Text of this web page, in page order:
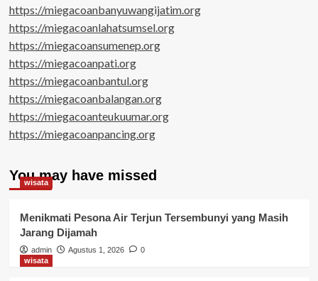
https://miegacoanbanyuwangijatim.org
https://miegacoanlahatsumsel.org
https://miegacoansumenep.org
https://miegacoanpati.org
https://miegacoanbantul.org
https://miegacoanbalangan.org
https://miegacoanteukuumar.org
https://miegacoanpancing.org
You may have missed
wisata
Menikmati Pesona Air Terjun Tersembunyi yang Masih
Jarang Dijamah
admin Agustus 1, 2026
0
wisata